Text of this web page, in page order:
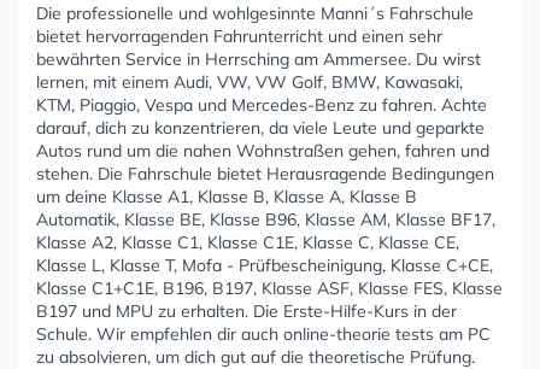
Die professionelle und wohlgesinnte Manni´s Fahrschule
bietet hervorragenden Fahrunterricht und einen sehr
bewährten Service in Herrsching am Ammersee. Du wirst
lernen, mit einem Audi, VW, VW Golf, BMW, Kawasaki,
KTM, Piaggio, Vespa und Mercedes-Benz zu fahren. Achte
darauf, dich zu konzentrieren, da viele Leute und geparkte
Autos rund um die nahen Wohnstraßen gehen, fahren und
stehen. Die Fahrschule bietet Herausragende Bedingungen
um deine Klasse A1, Klasse B, Klasse A, Klasse B
Automatik, Klasse BE, Klasse B96, Klasse AM, Klasse BF17,
Klasse A2, Klasse C1, Klasse C1E, Klasse C, Klasse CE,
Klasse L, Klasse T, Mofa - Prüfbescheinigung, Klasse C+CE,
Klasse C1+C1E, B196, B197, Klasse ASF, Klasse FES, Klasse
B197 und MPU zu erhalten. Die Erste-Hilfe-Kurs in der
Schule. Wir empfehlen dir auch online-theorie tests am PC
zu absolvieren, um dich gut auf die theoretische Prüfung.